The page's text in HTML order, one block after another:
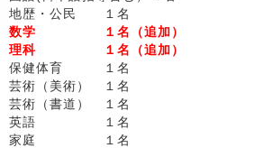
地歴・公民 １名
数学 １名（追加）
理科 １名（追加）
保健体育 １名
芸術（美術） １名
芸術（書道） １名
英語 １名
家庭 １名